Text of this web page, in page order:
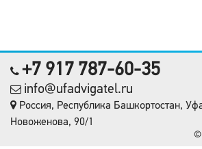
+7 917 787-60-35
info@ufadvigatel.ru
Россия, Республика Башкортостан,
Новоженова, 90/1
©